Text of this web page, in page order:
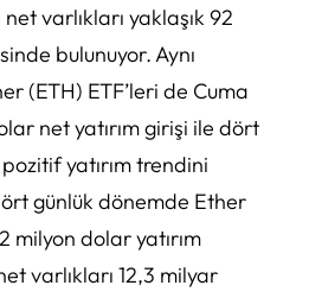
varlıkları yaklaşık 92
bulunuyor. Aynı
(ETH) ETF’leri de Cuma
net yatırım girişi ile dört
yatırım trendini
günlük dönemde Ether
milyon dolar yatırım
varlıkları 12,3 milyar